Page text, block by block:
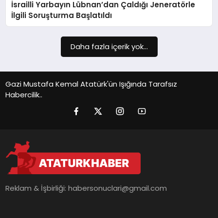
SIYASET
YAŞAM
İsrailli Yarbayın Lübnan’dan Çaldığı Jeneratörle
İlgili Soruşturma Başlatıldı
Daha fazla içerik yok...
Gazi Mustafa Kemal Atatürk'ün Işığında Tarafsız
Habercilik..
Reklam & İşbirliği:habersonuclari@gmail.com